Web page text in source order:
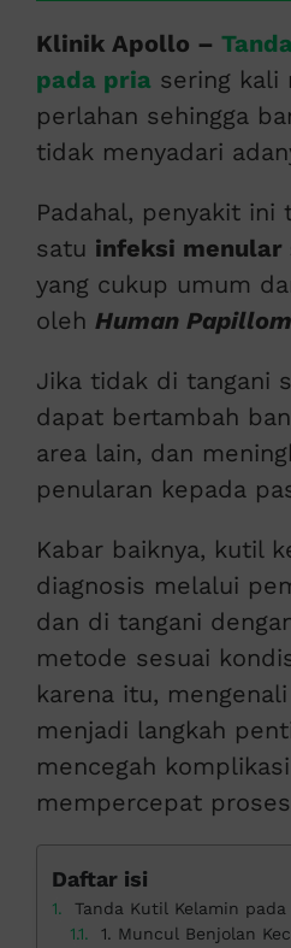
Klinik Apollo –
pada priasering kali
perlahan sehingga
tidak menyadari
Padahal, penyakit ini
satu infeksi menular
yang cukup umum
oleh Human
Jika tidak di tangani
dapat bertambah
area lain, dan
penularan kepada
Kabar baiknya, kutil
diagnosis melalui
dan di tangani
metode sesuai
karena itu,
menjadi langkah
mencegah
mempercepat
Daftar isi
Tanda Kutil Kelamin pada
1. Muncul Benjolan